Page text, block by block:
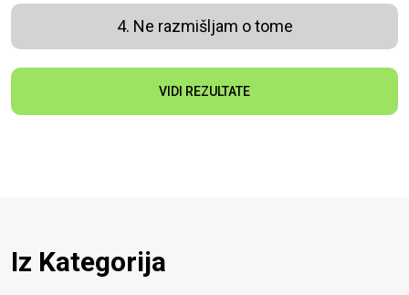
4. Ne razmišljam o tome
VIDI REZULTATE
Iz Kategorija